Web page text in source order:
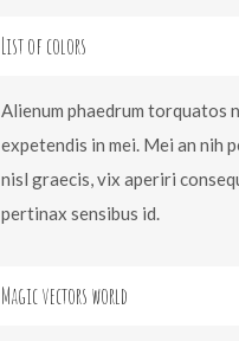
List of colors
Alienum phaedrum torquatos
expetendis in mei. Mei an nih
nisl graecis, vix aperiri
pertinax sensibus id.
Magic vectors world